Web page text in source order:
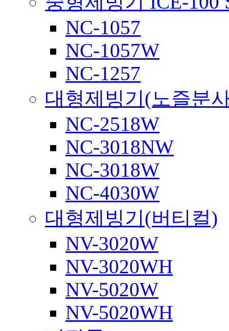
NC-1057
NC-1057W
NC-1257
대형제빙기(노즐분
NC-2518W
NC-3018NW
NC-3018W
NC-4030W
대형제빙기(버티컬)
NV-3020W
NV-3020WH
NV-5020W
NV-5020WH